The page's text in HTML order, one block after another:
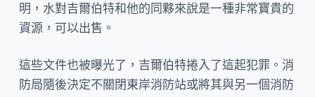
明，水對吉爾伯特和他的同夥來說是一種非常寶貴的
資源，可以出售。
這些文件也被曝光了，吉爾伯特捲入了這起犯罪。消
防局隨後決定不關閉東岸消防站或將其與另一個消防